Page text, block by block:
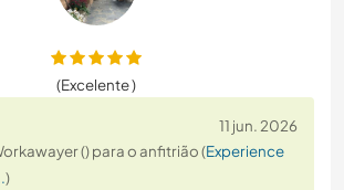
(Excelente )
11 jun. 2026
() para o anfitrião (Experience
)